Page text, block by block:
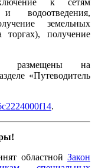
и водоотведения,
земельных
получение
размещены на
«Путеводитель
.
областной Закон